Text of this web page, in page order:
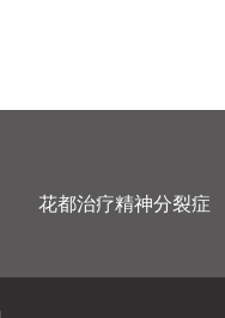
花都治疗精神分裂症